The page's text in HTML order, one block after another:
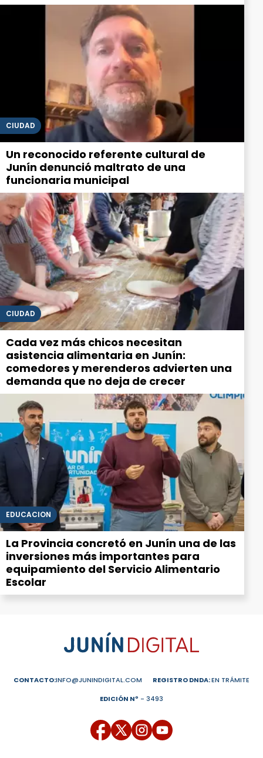
CIUDAD
Un reconocido referente cultural de
Junín denunció maltrato de una
funcionaria municipal
CIUDAD
Cada vez más chicos necesitan
asistencia alimentaria en Junín:
comedores y merenderos advierten una
demanda que no deja de crecer
EDUCACIÓN
La Provincia concretó en Junín una de las
inversiones más importantes para
equipamiento del Servicio Alimentario
Escolar
CONTACTO:INFO@JUNINDIGITAL.COM REGISTRO DNDA:EN TRÁMITE
EDICIÓN Nº - 3493